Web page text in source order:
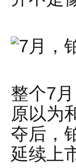
整个7
原以为
夺后，
延续上